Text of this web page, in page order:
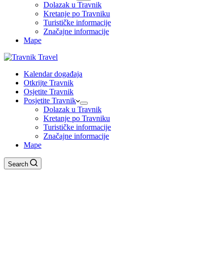
Dolazak u Travnik
Kretanje po Travniku
Turističke informacije
Značajne informacije
Mape
Kalendar događaja
Otkrijte Travnik
Osjetite Travnik
Posjetite Travnik
Dolazak u Travnik
Kretanje po Travniku
Turističke informacije
Značajne informacije
Mape
Search